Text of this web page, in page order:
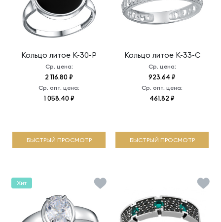
Кольцо литое К-30-Р
Ср. цена:
2 116.80 ₽
Ср. опт. цена:
1 058.40 ₽
БЫСТРЫЙ ПРОСМОТР
Кольцо литое К-33-С
Ср. цена:
923.64 ₽
Ср. опт. цена:
461.82 ₽
БЫСТРЫЙ ПРОСМОТР
Хит